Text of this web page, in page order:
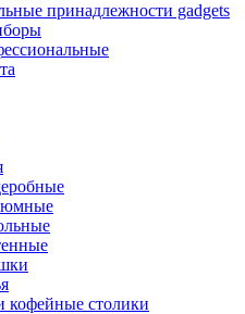
принадлежности gadgets
кофейные столики